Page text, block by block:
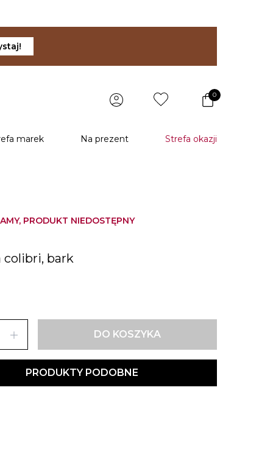
0
marek Na prezent Strefa okazji
PRODUKT NIEDOSTĘPNY
colibri, bark
add DO KOSZYKA
PRODUKTY PODOBNE